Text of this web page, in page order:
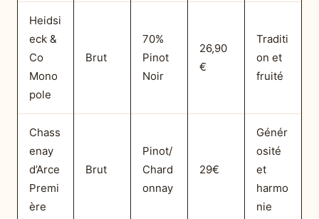
Heidsi
eck &
Co
Mono
pole
Brut
70%
Pinot
Noir
26,90
€
Traditi
on et
fruité
Chass
enay
d’Arce
Premi
ère
Brut
Pinot/
Chard
onnay
29€
Génér
osité
et
harmo
nie